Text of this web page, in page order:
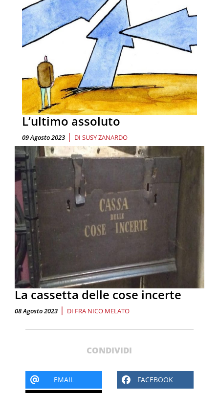
L’ultimo assoluto
09 Agosto 2023 | DI SUSY ZANARDO
La cassetta delle cose incerte
08 Agosto 2023 | DI FRA NICO MELATO
CONDIVIDI
EMAIL FACEBOOK